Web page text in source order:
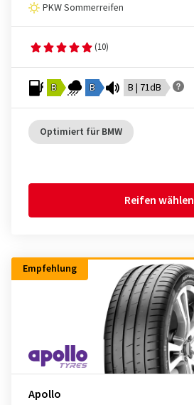
PKW Sommerreifen
(10)
B B B | 71dB
Optimiert für BMW
Reifen wählen
Empfehlung
Apollo